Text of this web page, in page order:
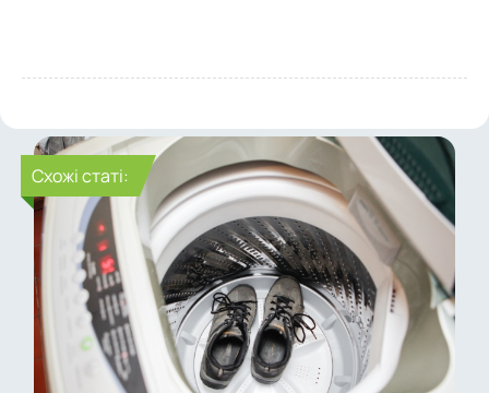
Cхожі статі: